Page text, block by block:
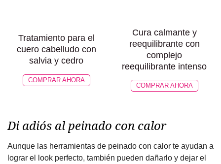
Tratamiento para el
cuero cabelludo con
salvia y cedro
COMPRAR AHORA
Cura calmante y
reequilibrante con
complejo
reequilibrante intenso
COMPRAR AHORA
Di adiós al peinado con calor
Aunque las herramientas de peinado con calor te ayudan a
lograr el look perfecto, también pueden dañarlo y dejar el